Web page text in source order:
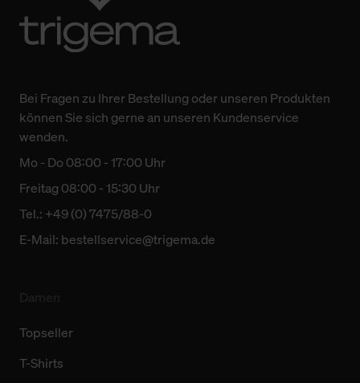
Bei Fragen zu Ihrer Bestellung oder unseren Produkten
können Sie sich gerne an unseren Kundenservice
wenden.
Mo - Do 08:00 - 17:00 Uhr
Freitag 08:00 - 15:30 Uhr
Tel.: +49 (0) 7475/88-0
E-Mail: bestellservice@trigema.de
Topseller
T-Shirts